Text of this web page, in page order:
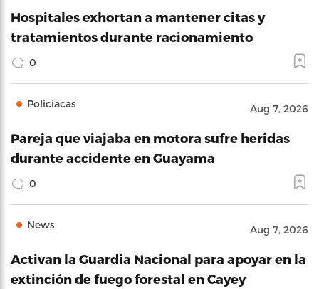
Hospitales exhortan a mantener citas y
tratamientos durante racionamiento
0
Policíacas Aug 7, 2026
Pareja que viajaba en motora sufre heridas
durante accidente en Guayama
0
News Aug 7, 2026
Activan la Guardia Nacional para apoyar en la
extinción de fuego forestal en Cayey